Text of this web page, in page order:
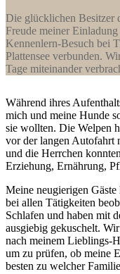
Die glücklichen Besitzer
Freude meiner
Kennenlern-Besuch bei
Plattensee verbunden.
Tage miteinander
Während ihres
mich und meine Hunde
sie wollten. Die Welpen
vor der langen Autofahrt
und die Herrchen
Erziehung, Ernährung,
Meine neugierigen
bei allen Tätigkeiten
Schlafen und haben mit
ausgiebig gekuschelt.
nach meinem Lieblings-
um zu prüfen, ob meine
besten zu welcher